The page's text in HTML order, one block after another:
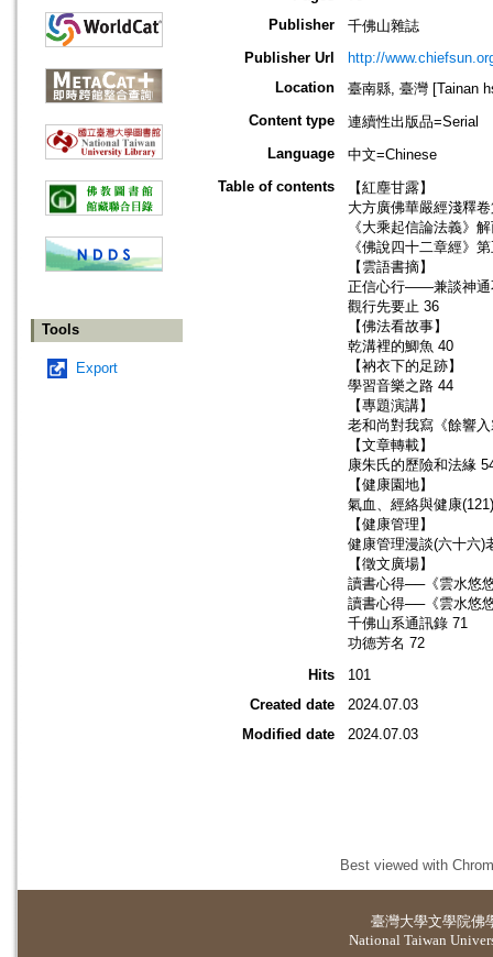
Tools
Export
Publisher
千佛山雜誌
Publisher Url
http://
Location
臺南縣, 臺灣 [Tainan
Content type
連續性出版品=Serial
Language
中文=Chinese
Table of contents
【紅塵甘露】
大方廣佛華嚴經淺釋
《大乘起信論法義》
《佛說四十二章經》
【雲語書摘】
正信心行——兼談神通
觀行先要止 36
【佛法看故事】
乾溝裡的鯽魚 40
【衲衣下的足跡】
學習音樂之路 44
【專題演講】
老和尚對我寫《餘響
【文章轉載】
康朱氏的歷險和法緣
【健康園地】
氣血、經絡與健康
【健康管理】
健康管理漫談(六十六)
【徵文廣場】
讀書心得──《雲水悠
讀書心得──《雲水悠
千佛山系通訊錄 71
功德芳名 72
Hits
101
Created date
2024.07.03
Modified date
2024.07.03
Best viewed with
臺灣大學文學院佛
National Taiwan